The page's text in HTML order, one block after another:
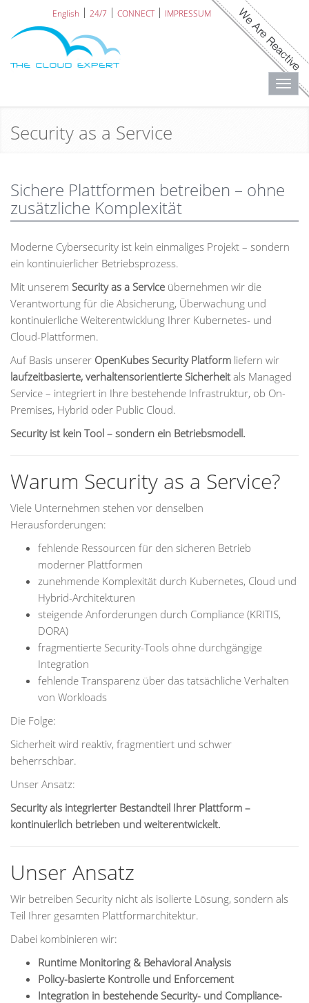
English 24/7 CONNECT IMPRESSUM
Security as a Service
Sichere Plattformen betreiben – ohne
zusätzliche Komplexität
Moderne Cybersecurity ist kein einmaliges Projekt – sondern
ein kontinuierlicher Betriebsprozess.
Mit unserem Security as a Service übernehmen wir die
Verantwortung für die Absicherung, Überwachung und
kontinuierliche Weiterentwicklung Ihrer Kubernetes- und
Cloud-Plattformen.
Auf Basis unserer OpenKubes Security Platform liefern wir
laufzeitbasierte, verhaltensorientierte Sicherheitals Managed
Service – integriert in Ihre bestehende Infrastruktur, ob On-
Premises, Hybrid oder Public Cloud.
Security ist kein Tool – sondern ein Betriebsmodell.
Warum Security as a Service?
Viele Unternehmen stehen vor denselben
Herausforderungen:
fehlende Ressourcen für den sicheren Betrieb
moderner Plattformen
zunehmende Komplexität durch Kubernetes, Cloud und
Hybrid-Architekturen
steigende Anforderungen durch Compliance (KRITIS,
DORA)
fragmentierte Security-Tools ohne durchgängige
Integration
fehlende Transparenz über das tatsächliche Verhalten
von Workloads
Die Folge:
Sicherheit wird reaktiv, fragmentiert und schwer
beherrschbar.
Unser Ansatz:
Security als integrierter Bestandteil Ihrer Plattform –
kontinuierlich betrieben und weiterentwickelt.
Unser Ansatz
Wir betreiben Security nicht als isolierte Lösung, sondern als
Teil Ihrer gesamten Plattformarchitektur.
Dabei kombinieren wir:
Runtime Monitoring & Behavioral Analysis
Policy-basierte Kontrolle und Enforcement
Integration in bestehende Security- und Compliance-